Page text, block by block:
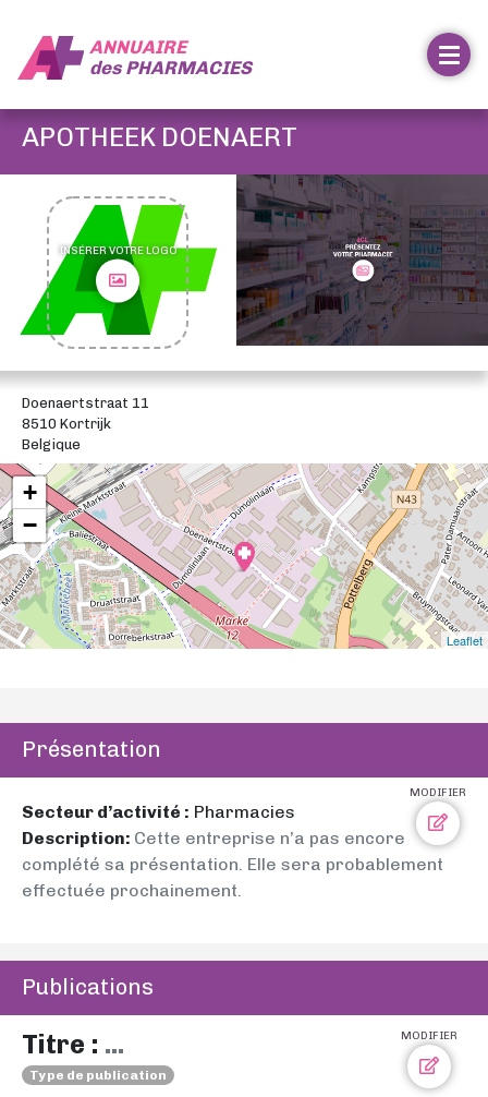
ANNUAIRE
desPHARMACIES
APOTHEEK DOENAERT
INSÉRER VOTRE LOGO
Doenaertstraat 11
8510 Kortrijk
Belgique
+
−
Leaflet
Présentation
MODIFIER
Secteur d’activité : Pharmacies
Description: Cette entreprise n’a pas encore
complété sa présentation. Elle sera probablement
effectuée prochainement.
Publications
MODIFIER
Titre : ...
Type de publication